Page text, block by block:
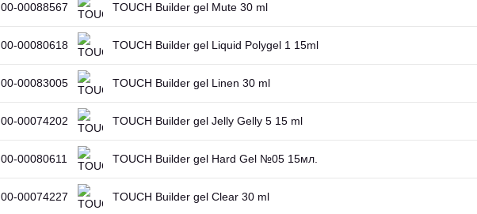
00-00088567 TOUCH Builder gel Mute 30 ml
00-00080618 TOUCH Builder gel Liquid Polygel 1 15ml
00-00083005 TOUCH Builder gel Linen 30 ml
00-00074202 TOUCH Builder gel Jelly Gelly 5 15 ml
00-00080611 TOUCH Builder gel Hard Gel №05 15мл.
00-00074227 TOUCH Builder gel Clear 30 ml